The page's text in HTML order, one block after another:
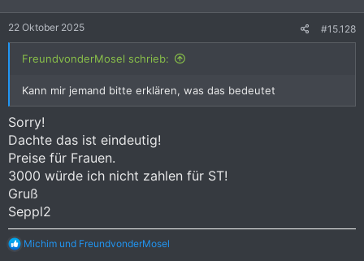
n
:
22 Oktober 2025 #15.128
FreundvonderMosel schrieb:
Kann mir jemand bitte erklären, was das bedeutet
Sorry!
Dachte das ist eindeutig!
Preise für Frauen.
3000 würde ich nicht zahlen für ST!
Gruß
Seppl2
R
Michim und FreundvonderMosel